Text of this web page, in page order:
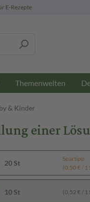
E-Rezepte
Themenwelten
& Kinder
einer
20 St
Spartipp
(0,50 € / 1
10 St (0,52 € / 1